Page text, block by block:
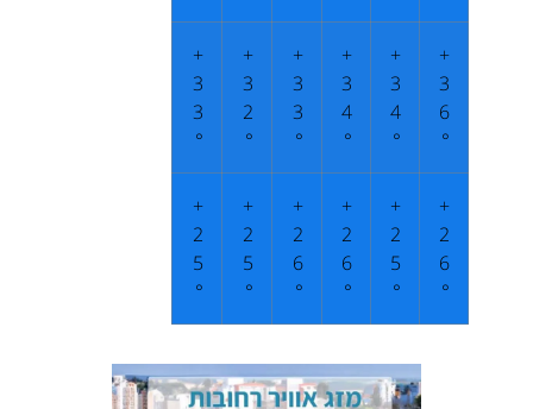
+
3
6
°
+
3
4
°
+
3
4
°
+
3
3
°
+
3
2
°
+
3
3
°
+
2
6
°
+
2
5
°
+
2
6
°
+
2
6
°
+
2
5
°
+
2
5
°